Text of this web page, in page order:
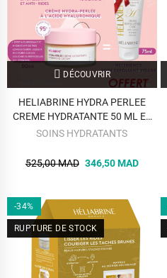
DÉCOUVRIR
HELIABRINE HYDRA PERLEE
CREME HYDRATANTE 50 ML ET
HELIXIENCE SOIN EXFOLIANT
SOINS HYDRATANTS
525,00 MAD 346,50 MAD
-34%
RUPTURE DE STOCK